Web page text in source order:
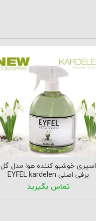
اسپری خوشبو کننده هوا مدل گل
برفی اصلی EYFEL kardelen